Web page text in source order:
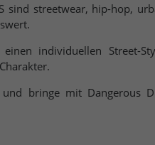
sind streetwear, hip-hop,
individuellen Street-
und bringe mit Dangerous